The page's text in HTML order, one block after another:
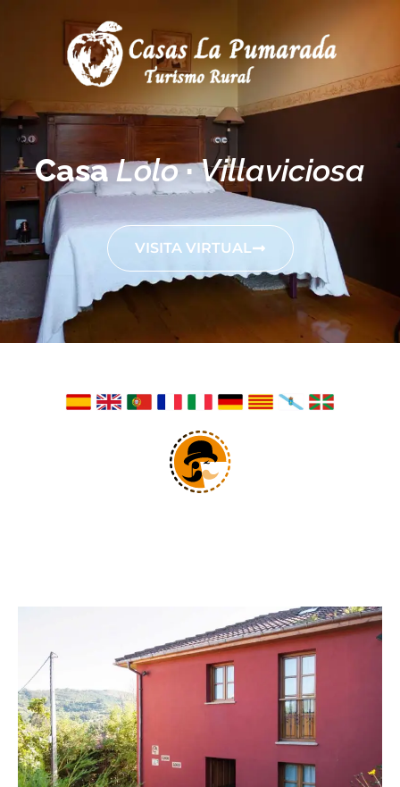
CasaLolo·Villaviciosa
VISITA VIRTUAL